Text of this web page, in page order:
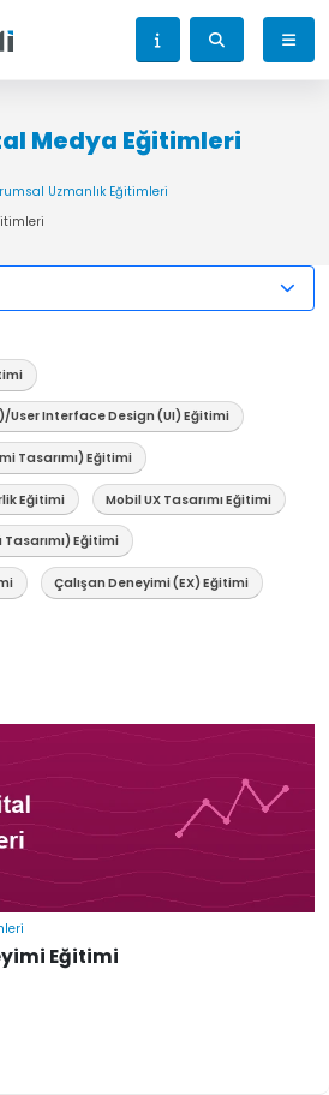
Medya Eğitimleri
Uzmanlık Eğitimleri
User Interface Design (UI) Eğitimi
Tasarımı) Eğitimi
Eğitimi Mobil UX Tasarımı Eğitimi
Tasarımı) Eğitimi
Çalışan Deneyimi (EX) Eğitimi
Eğitimi